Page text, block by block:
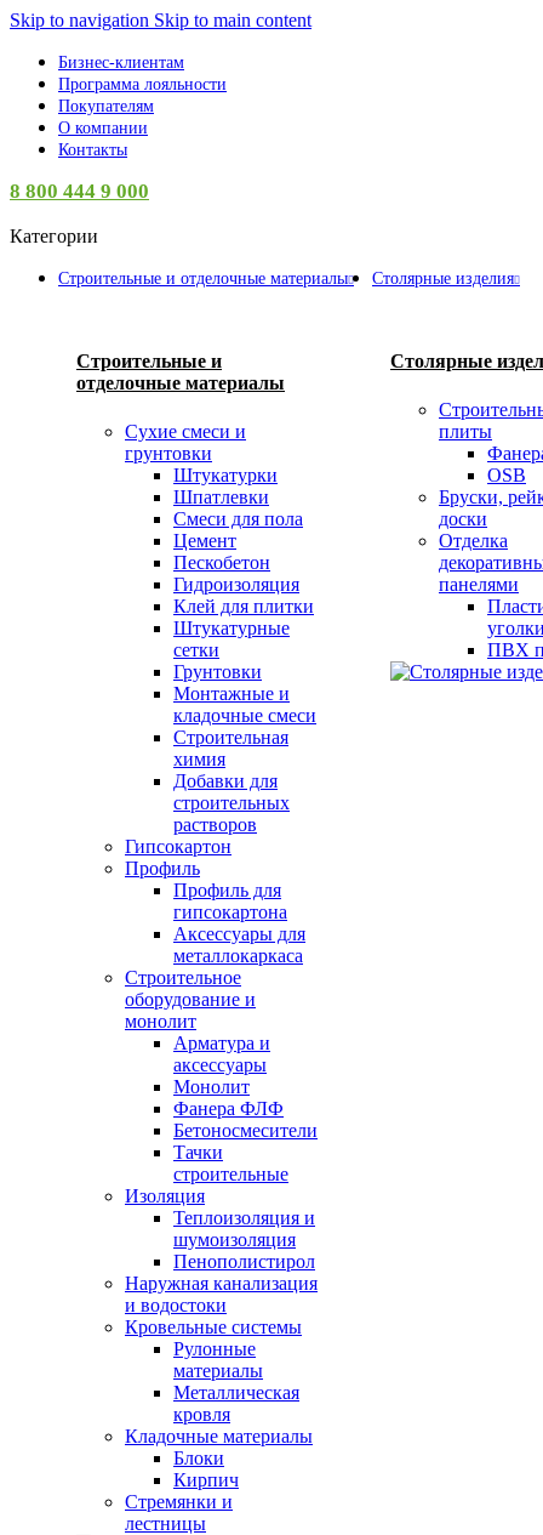
Skip to navigation Skip to main content
Бизнес-клиентам
Программа лояльности
Покупателям
О компании
Контакты
8 800 444 9 000
Категории
Строительные и отделочные материалы
Строительные и
отделочные материалы
Сухие смеси и
грунтовки
Штукатурки
Шпатлевки
Смеси для пола
Цемент
Пескобетон
Гидроизоляция
Клей для плитки
Штукатурные
сетки
Грунтовки
Монтажные и
кладочные смеси
Строительная
химия
Добавки для
строительных
растворов
Гипсокартон
Профиль
Профиль для
гипсокартона
Аксессуары для
металлокаркаса
Строительное
оборудование и
монолит
Арматура и
аксессуары
Монолит
Фанера ФЛФ
Бетоносмесители
Тачки
строительные
Изоляция
Теплоизоляция и
шумоизоляция
Пенополистирол
Наружная канализация
и водостоки
Кровельные системы
Рулонные
материалы
Металлическая
кровля
Кладочные материалы
Блоки
Кирпич
Стремянки и
лестницы
Столярные изделия
Столярные
плиты
OSB
Бруски,
доски
Отделка
панелями
ПВХ